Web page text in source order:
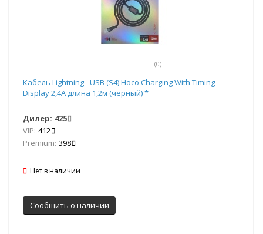
(0)
Кабель Lightning - USB (S4) Hoco Charging With Timing
Display 2,4А длина 1,2м (чёрный) *
Дилер: 425
VIP: 412
Premium: 398
Нет в наличии
Сообщить о наличии